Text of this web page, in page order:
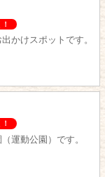
かけスポットです。
運動公園）です。